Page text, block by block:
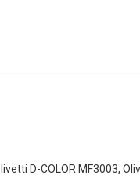
D-COLOR MF3003,